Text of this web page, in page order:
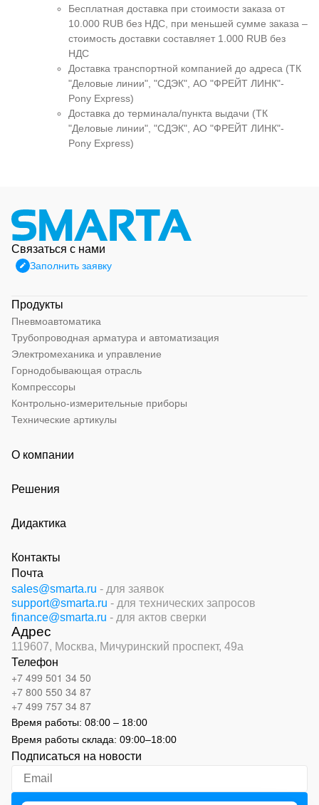
Бесплатная доставка при стоимости заказа от
10.000 RUB без НДС, при меньшей сумме заказа –
стоимость доставки составляет 1.000 RUB без
НДС
Доставка транспортной компанией до адреса (ТК
"Деловые линии", "СДЭК", АО "ФРЕЙТ ЛИНК"-
Pony Express)
Доставка до терминала/пункта выдачи (ТК
"Деловые линии", "СДЭК", АО "ФРЕЙТ ЛИНК"-
Pony Express)
Связаться с нами
Заполнить заявку
Продукты
Пневмоавтоматика
Трубопроводная арматура и автоматизация
Электромеханика и управление
Горнодобывающая отрасль
Компрессоры
Контрольно-измерительные приборы
Технические артикулы
О компании
Решения
Дидактика
Контакты
Почта
sales@smarta.ru - для заявок
support@smarta.ru - для технических запросов
finance@smarta.ru - для актов сверки
Адрес
119607, Москва, Мичуринский проспект, 49а
Телефон
+7 499 501 34 50
+7 800 550 34 87
+7 499 757 34 87
Время работы: 08:00 – 18:00
Время работы склада: 09:00–18:00
Подписаться на новости